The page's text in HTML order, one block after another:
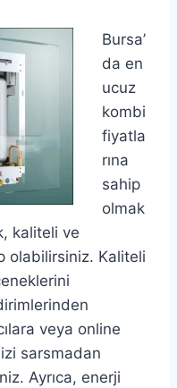
Bursa’
da en
ucuz
kombi
fiyatla
rına
sahip
olmak
kaliteli ve
olabilirsiniz. Kaliteli
veya online
sarsmadan
Ayrıca, enerji